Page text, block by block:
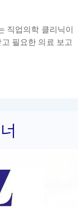
직업의학 클리닉이
필요한 의료 보고